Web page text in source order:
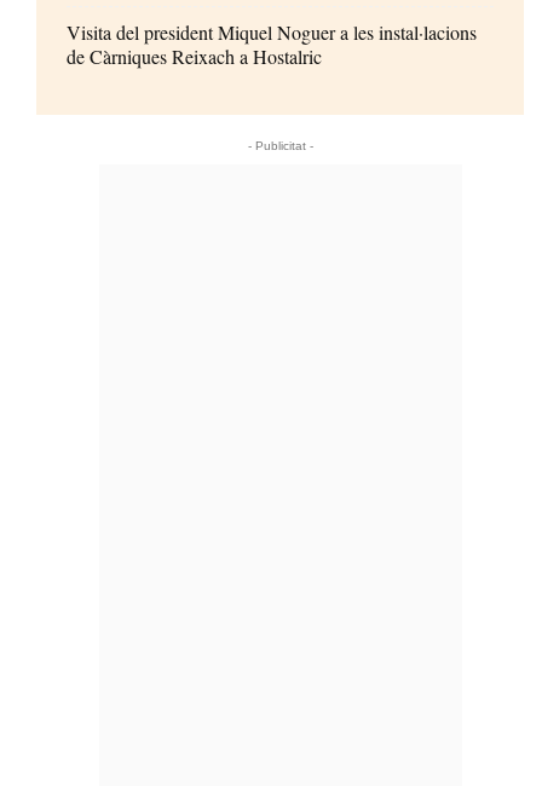
Visita del president Miquel Noguer a les instal·lacions
de Càrniques Reixach a Hostalric
- Publicitat -